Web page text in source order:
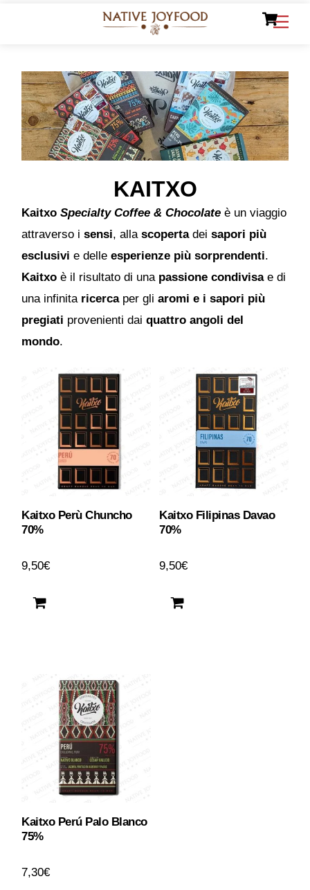
KAITXO
KaitxoSpecialty Coffee & Chocolateè un viaggio
attraverso isensi, allascopertadeisapori più
esclusivi e delleesperienze più sorprendenti.
Kaitxo è il risultato di una passione condivisae di
una infinita ricercaper gliaromi e i sapori più
pregiati provenienti daiquattro angoli del
mondo.
Kaitxo Perù Chuncho
70%
9,50€
Kaitxo Filipinas Davao
70%
9,50€
Kaitxo Perú Palo Blanco
75%
7,30€